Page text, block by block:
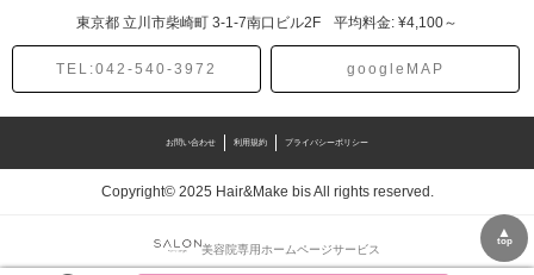
東京都 立川市柴崎町 3-1-7南口ビル2F 平均料金: ¥4,100～
TEL:042-540-3972 googleMAP
お問い合わせ 利用規約 プライバシーポリシー
Copyright© 2025 Hair&Make bis All rights reserved.
美容院専用ホームページサービス
▲
top